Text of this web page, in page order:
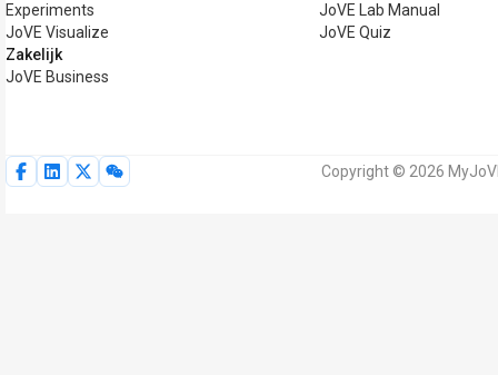
Experiments
JoVE Visualize
Zakelijk
JoVE Business
JoVE Lab Manual
JoVE Quiz
Copyright © 2026